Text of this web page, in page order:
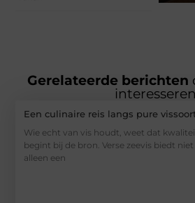
Gerelateerde berichten
Een culinaire reis langs pure
Wie echt van vis houdt, weet dat
begint bij de bron. Verse zeevis biedt niet
alleen een